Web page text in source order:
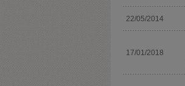
22/05/2014
17/01/2018